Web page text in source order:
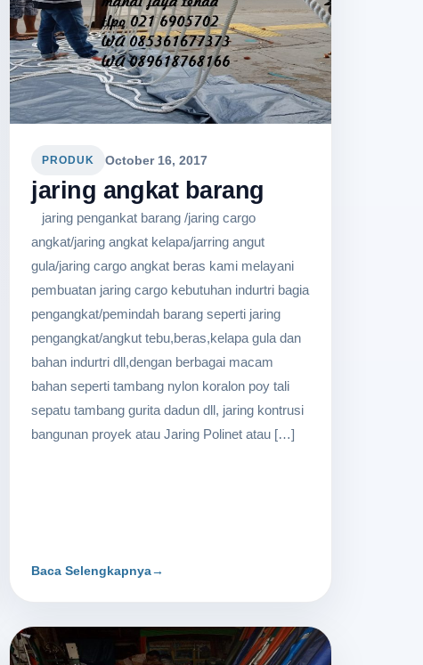
PRODUK October 16, 2017
jaring angkat barang
jaring pengankat barang /jaring cargo
angkat/jaring angkat kelapa/jarring angut
gula/jaring cargo angkat beras kami melayani
pembuatan jaring cargo kebutuhan indurtri bagia
pengangkat/pemindah barang seperti jaring
pengangkat/angkut tebu,beras,kelapa gula dan
bahan indurtri dll,dengan berbagai macam
bahan seperti tambang nylon koralon poy tali
sepatu tambang gurita dadun dll, jaring kontrusi
bangunan proyek atau Jaring Polinet atau […]
Baca Selengkapnya→